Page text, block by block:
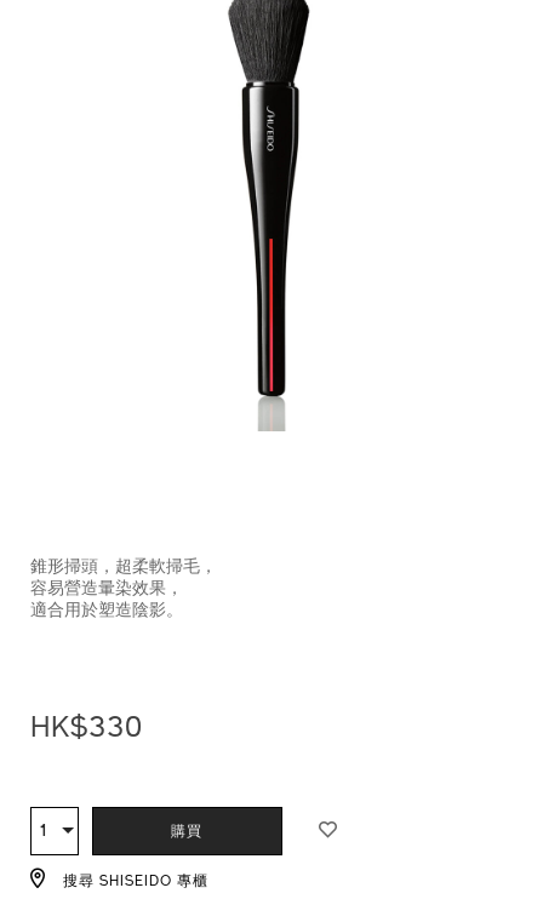
maru-
fude-
編
號：
1011469810_hk
錐形掃頭，超柔軟掃毛，
容易營造暈染效果，
適合用於塑造陰影。
HK$330
TO
CART
OPTIONS
ACTIONS
數
量
1 購買
搜尋 SHISEIDO 專櫃